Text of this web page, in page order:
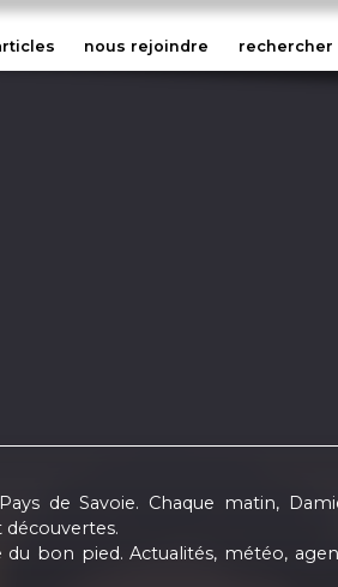
nous rejoindre rechercher
de Savoie. Chaque matin,
bon pied. Actualités, météo,